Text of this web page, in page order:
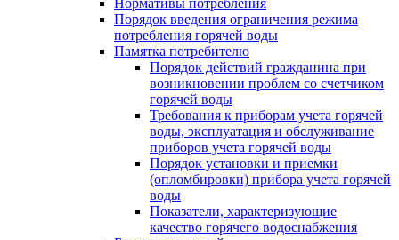
Нормативы потребления
Порядок введения ограничения режима
потребления горячей воды
Памятка потребителю
Порядок действий гражданина при
возникновении проблем со счетчиком
горячей воды
Требования к приборам учета горячей
воды, эксплуатация и обслуживание
приборов учета горячей воды
Порядок установки и приемки
(опломбировки) прибора учета горячей
воды
Показатели, характеризующие
качество горячего водоснабжения